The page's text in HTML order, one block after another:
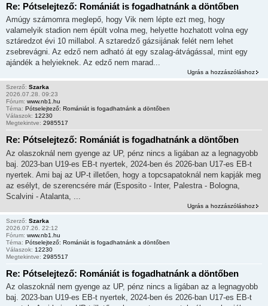
Re: Pótselejtező: Romániát is fogadhatnánk a döntőben
Amúgy számomra meglepő, hogy Vik nem lépte ezt meg, hogy
valamelyik stadion nem épült volna meg, helyette hozhatott volna egy
sztáredzot évi 10 millabol. A sztaredző gázsijának felét nem lehet
zsebrevágni. Az edző nem adható át egy szalag-átvágással, mint egy
ajándék a helyieknek. Az edző nem marad...
Ugrás a hozzászóláshoz
Szerző: Szarka
2026.07.28. 09:23
Fórum: www.nb1.hu
Téma: Pótselejtező: Romániát is fogadhatnánk a döntőben
Válaszok: 12230
Megtekintve: 2985517
Re: Pótselejtező: Romániát is fogadhatnánk a döntőben
Az olaszoknál nem gyenge az UP, pénz nincs a ligában az a legnagyobb
baj. 2023-ban U19-es EB-t nyertek, 2024-ben és 2026-ban U17-es EB-t
nyertek. Ami baj az UP-t illetően, hogy a topcsapatoknál nem kapják meg
az esélyt, de szerencsére már (Esposito - Inter, Palestra - Bologna,
Scalvini - Atalanta, ...
Ugrás a hozzászóláshoz
Szerző: Szarka
2026.07.26. 22:12
Fórum: www.nb1.hu
Téma: Pótselejtező: Romániát is fogadhatnánk a döntőben
Válaszok: 12230
Megtekintve: 2985517
Re: Pótselejtező: Romániát is fogadhatnánk a döntőben
Az olaszoknál nem gyenge az UP, pénz nincs a ligában az a legnagyobb
baj. 2023-ban U19-es EB-t nyertek, 2024-ben és 2026-ban U17-es EB-t